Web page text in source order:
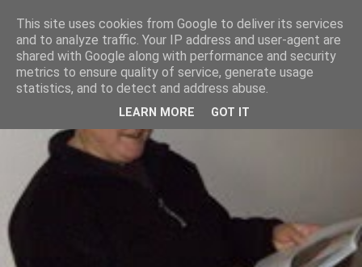
This site uses cookies from Google to deliver its services
and to analyze traffic. Your IP address and user-agent are
shared with Google along with performance and security
metrics to ensure quality of service, generate usage
statistics, and to detect and address abuse.
LEARN MORE GOT IT